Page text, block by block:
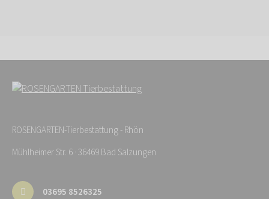
ROSENGARTEN-Tierbestattung - Rhön
Mühlheimer Str. 6 · 36469 Bad Salzungen
03695 8526325